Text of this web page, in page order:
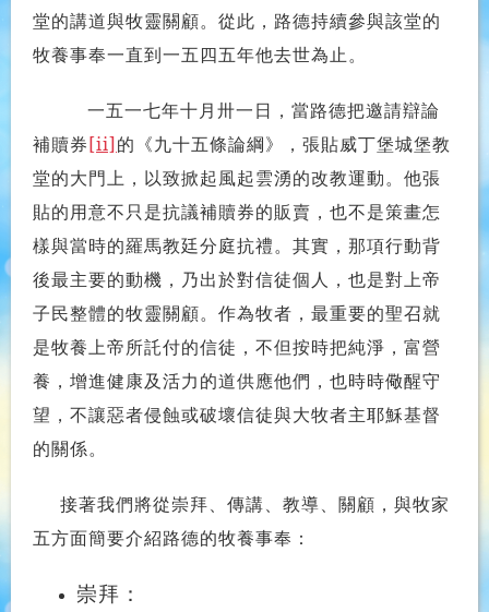
堂的講道與牧靈關顧。從此，路德持續參與該堂的
牧養事奉一直到一五四五年他去世為止。
一五一七年十月卅一日，當路德把邀請辯論
補贖券[ii]的《九十五條論綱》，張貼威丁堡城堡教
堂的大門上，以致掀起風起雲湧的改教運動。他張
貼的用意不只是抗議補贖券的販賣，也不是策畫怎
樣與當時的羅馬教廷分庭抗禮。其實，那項行動背
後最主要的動機，乃出於對信徒個人，也是對上帝
子民整體的牧靈關顧。作為牧者，最重要的聖召就
是牧養上帝所託付的信徒，不但按時把純淨，富營
養，增進健康及活力的道供應他們，也時時儆醒守
望，不讓惡者侵蝕或破壞信徒與大牧者主耶穌基督
的關係。
接著我們將從崇拜、傳講、教導、關顧，與牧家
五方面簡要介紹路德的牧養事奉：
崇拜：